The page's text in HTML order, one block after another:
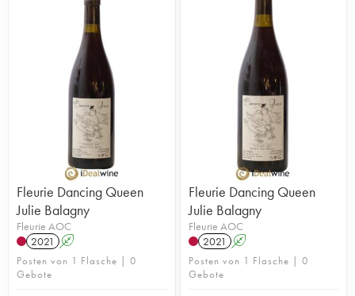
Fleurie Dancing Queen
Julie Balagny
Fleurie AOC
2021
A
Posten von 1 Flasche | 0
Gebote
Fleurie Dancing Queen
Julie Balagny
Fleurie AOC
2021 A
Posten von 1 Flasche | 0
Gebote